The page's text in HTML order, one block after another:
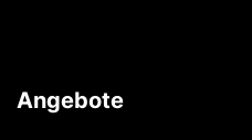
Angebote